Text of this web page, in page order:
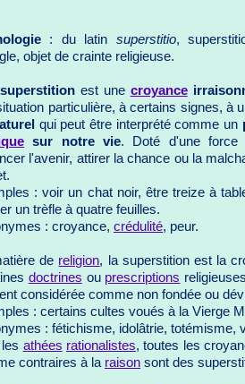
: du latin superstitio,
objet de crainte religieuse.
superstitionest une croyance
particulière, à certains signes, à
qui peut être interprété comme un
sur notre vie. Doté d'une force
l'avenir, attirer la chance ou la
: voir un chat noir, être treize à
un trèfle à quatre feuilles.
: croyance, crédulité, peur.
de religion, la superstition est la
doctrines ou prescriptions
considérée comme non fondée ou
: certains cultes voués à la Vierge
: fétichisme, idolâtrie, totémisme,
athées rationalistes, toutes les
contraires à la raison sont des